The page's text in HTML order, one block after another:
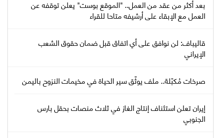
بعد أكثر من عقد من العمل.. "الموقع بوست" يعلن توقفه عن
العمل مع الإبقاء على أرشيفه متاحا للقراء
قاليباف: لن نوافق على أي اتفاق قبل ضمان حقوق الشعب
الإيراني
صرخات مُكبّلة.. ملف يوثّق سير الحياة في مخيمات النزوح باليمن
إيران تعلن استئناف إنتاج الغاز في ثلاث منصات بحقل بارس
الجنوبي